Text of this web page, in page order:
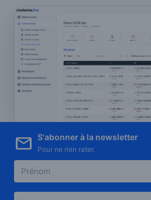
S'abonner à la newsletter
Pour ne rien rater.